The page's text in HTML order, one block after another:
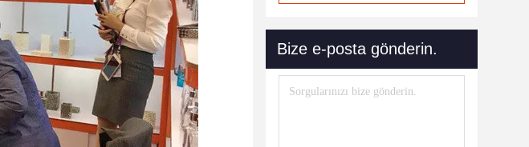
Bize e-posta gönderin.